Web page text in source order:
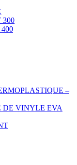
300
–
DE VINYLE EVA